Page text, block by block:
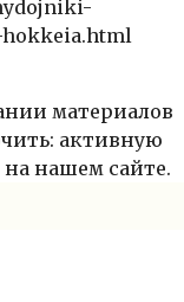
материалов
активную
нашем сайте.